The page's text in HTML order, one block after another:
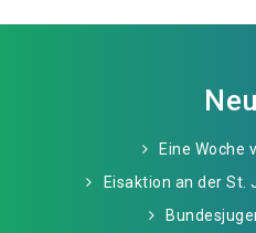
Eine Woche
Eisaktion an der St.